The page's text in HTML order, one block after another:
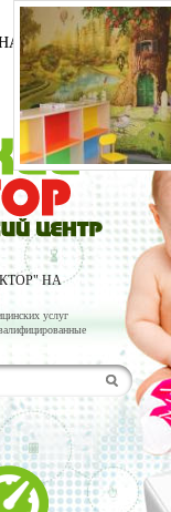
ВРАЧИ
НА
услуг